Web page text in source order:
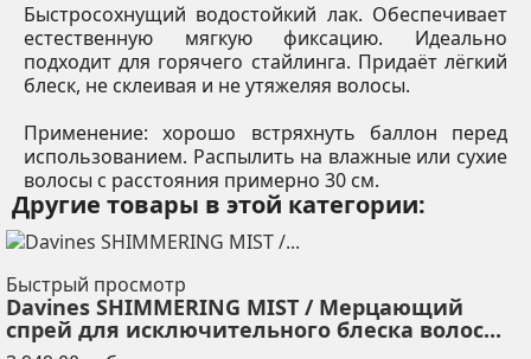
Быстросохнущий водостойкий лак. Обеспечивает
естественную мягкую фиксацию. Идеально
подходит для горячего стайлинга. Придаёт лёгкий
блеск, не склеивая и не утяжеляя волосы.
Применение: хорошо встряхнуть баллон перед
использованием. Распылить на влажные или сухие
волосы с расстояния примерно 30 см.
Другие товары в этой категории:
Быстрый просмотр
Davines SHIMMERING MIST / Мерцающий
спрей для исключительного блеска волос...